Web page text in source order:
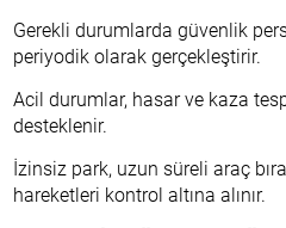
Gerekli durumlarda güvenlik
periyodik olarak gerçekleştirir.
Acil durumlar, hasar ve kaza
desteklenir.
İzinsiz park, uzun süreli araç
hareketleri kontrol altına alınır.